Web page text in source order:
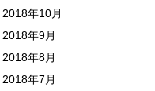
2018年10月
2018年9月
2018年8月
2018年7月